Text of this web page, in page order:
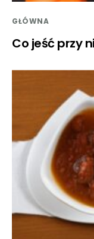
GŁÓWNA
Co jeść przy